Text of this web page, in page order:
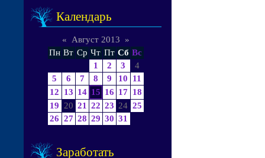
Календарь
« Август 2013
»
Пн Вт Ср Чт Пт Сб Вс
1
2 3
4
5
6 7 8 9 10
11
12
13 14 15 16 17 18
19
20 21 22 23 24 25
26 27 28 29 30 31
Заработать